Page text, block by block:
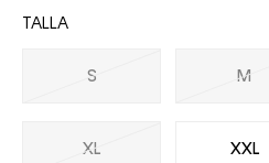
TALLA
S M
XL XXL